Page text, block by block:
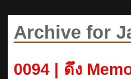
Archive for
0094 | ดึง